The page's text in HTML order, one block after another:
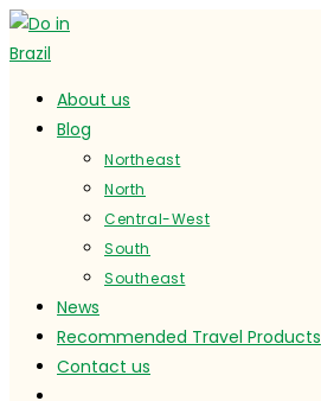
Ir
al
About us
Blog
Northeast
North
Central-West
South
Southeast
News
Recommended Travel Products
Contact us